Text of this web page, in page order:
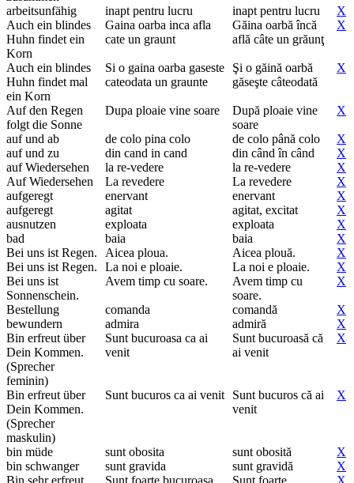
arbeitsunfähig inapt pentru lucru inapt pentru lucru
X
Auch ein blindes
Huhn findet ein
Korn
Gaina oarba inca afla
cate un graunt
Găina oarbă încă
află câte un grăunţ
X
Auch ein blindes
Huhn findet mal
ein Korn
Si o gaina oarba gaseste
cateodata un graunte
Şi o găină oarbă
găseşte câteodată
X
Auf den Regen
folgt die Sonne
Dupa ploaie vine soare
După ploaie vine
soare
X
auf und ab de colo pina colo de colo până colo
X
auf und zu
din cand in cand din când în când
X
auf Wiedersehen
la re-vedere la re-vedere
X
Auf Wiedersehen
La revedere La revedere
X
aufgeregt
enervant enervant
X
aufgeregt
agitat agitat, excitat
X
ausnutzen
exploata exploata
X
bad
baia baia
X
Bei uns ist Regen.
Aicea ploua. Aicea plouă.
X
Bei uns ist Regen.
La noi e ploaie. La noi e ploaie.
X
Bei uns ist
Sonnenschein.
Avem timp cu soare.
Avem timp cu
soare.
X
Bestellung comanda comandă
X
bewundern
admira admiră
X
Bin erfreut über
Dein Kommen.
(Sprecher
feminin)
Sunt bucuroasa ca ai
venit
Sunt bucuroasă că
ai venit
X
Bin erfreut über
Dein Kommen.
(Sprecher
maskulin)
Sunt bucuros ca ai venit
Sunt bucuros că ai
venit
X
bin müde sunt obosita sunt obosită
X
bin schwanger
sunt gravida sunt gravidă
X